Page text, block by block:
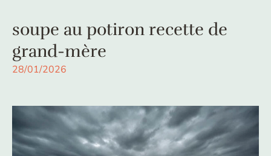
soupe au potiron recette de
grand-mère
28/01/2026